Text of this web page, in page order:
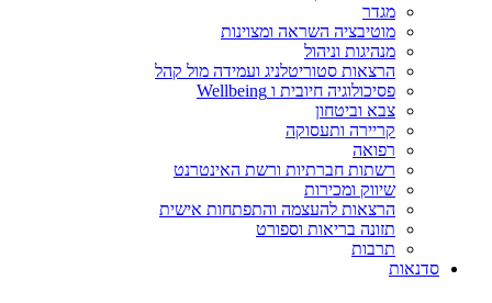
מגדר
מוטיבציה השראה ומצוינות
מנהיגות וניהול
הרצאות סטוריטלניג ועמידה מול קהל
פסיכולוגיה חיובית ו Wellbeing
צבא וביטחון
קריירה ותעסוקה
רפואה
רשתות חברתיות ורשת האינטרנט
שיווק ומכירות
הרצאות להעצמה והתפתחות אישית
תזונה בריאות וספורט
תרבות
סדנאות